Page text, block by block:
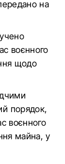
на
воєнного
щодо
порядок,
воєнного
майна, у